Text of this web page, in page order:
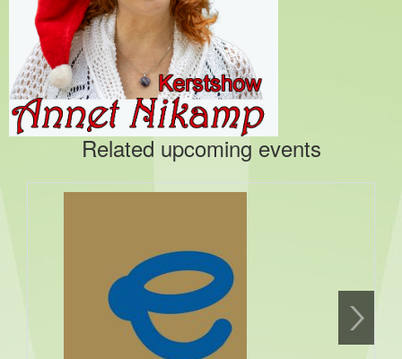
Related upcoming events